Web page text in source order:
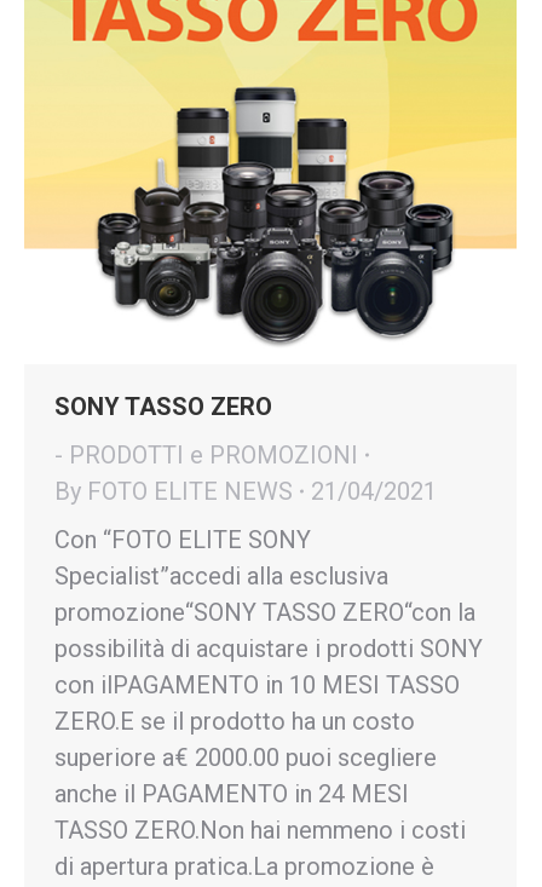
SONY TASSO ZERO
- PRODOTTI e PROMOZIONI
By FOTO ELITE NEWS
21/04/2021
Con “FOTO ELITE SONY
Specialist”accedi alla esclusiva
promozione“SONY TASSO ZERO“con la
possibilità di acquistare i prodotti SONY
con ilPAGAMENTO in 10 MESI TASSO
ZERO.E se il prodotto ha un costo
superiore a€ 2000.00 puoi scegliere
anche il PAGAMENTO in 24 MESI
TASSO ZERO.Non hai nemmeno i costi
di apertura pratica.La promozione è